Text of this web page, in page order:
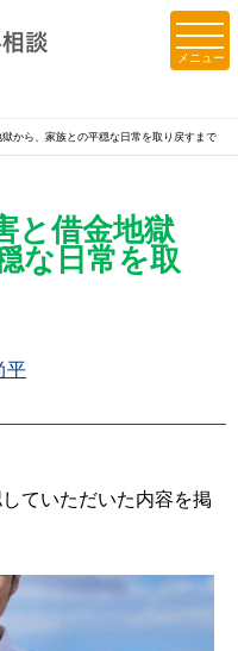
獄から、家族との平穏な日常を取り戻すまで
と借金地獄
な日常を取
平
ていただいた内容を掲